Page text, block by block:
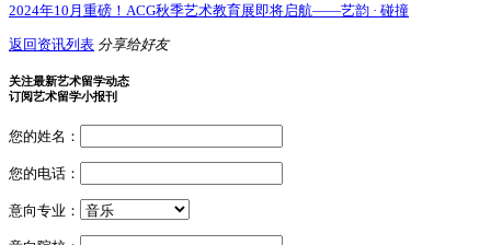
2024年10月重磅！ACG秋季艺术教育展即将启航——艺韵 · 碰撞
返回资讯列表 分享给好友
关注最新艺术留学动态
订阅艺术留学小报刊
您的姓名：
您的电话：
意向专业：